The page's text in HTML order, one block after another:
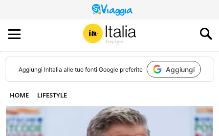
QUESTO
SITO
CONTRIBUISCE
ALL’AUDIENCE
DI
Aggiungi InItalia alle tue fonti Google preferite Aggiungi
HOME LIFESTYLE